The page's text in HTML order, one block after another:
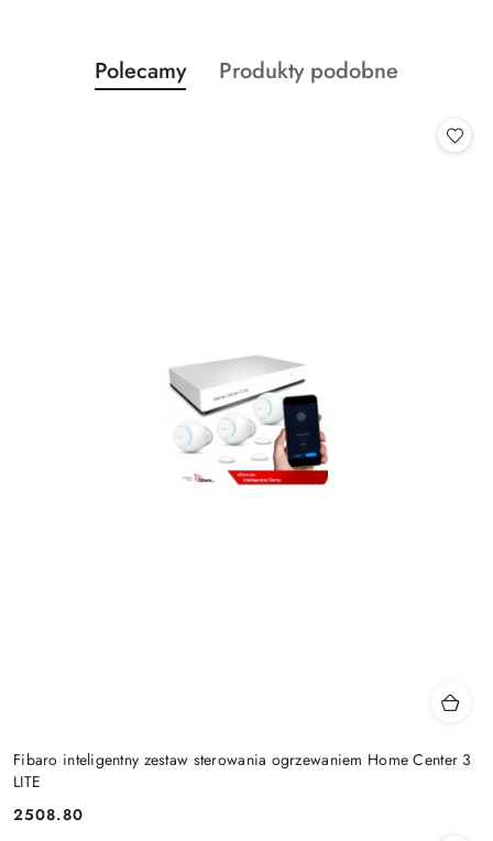
Pomiń karuzelę produktów
Produkty
o
Polecamy
Produkty
Produkty podobne
Fibaro inteligentny zestaw sterowania ogrzewaniem Home Center 3
LITE
Cena:
2508.80